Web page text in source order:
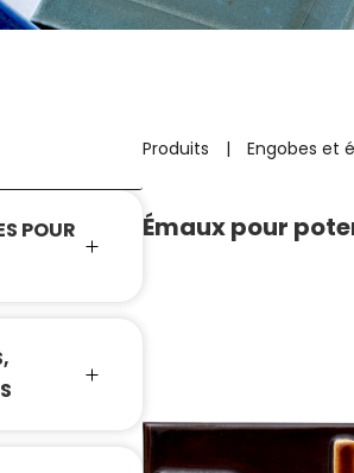
POUR
Produits | Engobes et
Émaux pour